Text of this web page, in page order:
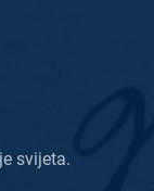
svijeta.